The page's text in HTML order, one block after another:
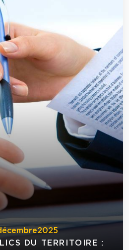
2025
DU TERRITOIRE :